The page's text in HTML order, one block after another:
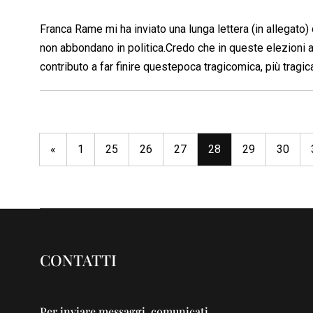
Franca Rame mi ha inviato una lunga lettera (in
non abbondano in politica.Credo che in queste
contributo a far finire questepoca tragicomica, più
« 1 25 26 27 28 29 30
CONTATTI